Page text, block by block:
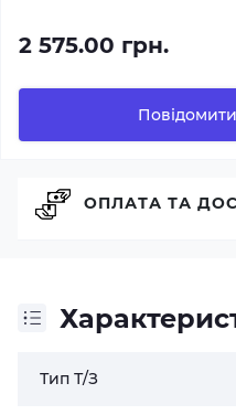
2 575.00 грн.
Тип Т/З
ОПЛАТА ТА